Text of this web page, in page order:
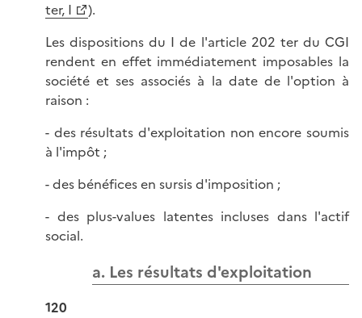
ter, I
).
Les dispositions du I de l'article 202 ter du CGI
rendent en effet immédiatement imposables la
société et ses associés à la date de l'option à
raison :
- des résultats d'exploitation non encore soumis
à l'impôt ;
- des bénéfices en sursis d'imposition ;
- des plus-values latentes incluses dans l'actif
social.
a. Les résultats d'exploitation
120